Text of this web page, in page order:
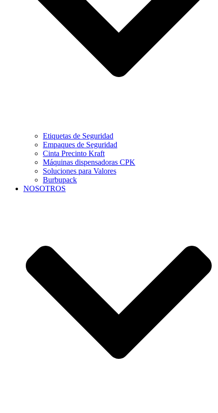
Etiquetas de Seguridad
Empaques de Seguridad
Cinta Precinto Kraft
Máquinas dispensadoras CPK
Soluciones para Valores
Burbupack
NOSOTROS